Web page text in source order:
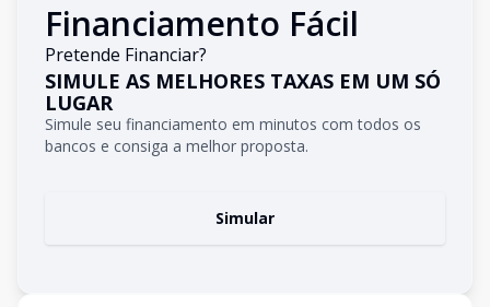
Financiamento Fácil
Pretende Financiar?
SIMULE AS MELHORES TAXAS EM UM SÓ
LUGAR
Simule seu financiamento em minutos com todos os
bancos e consiga a melhor proposta.
Simular